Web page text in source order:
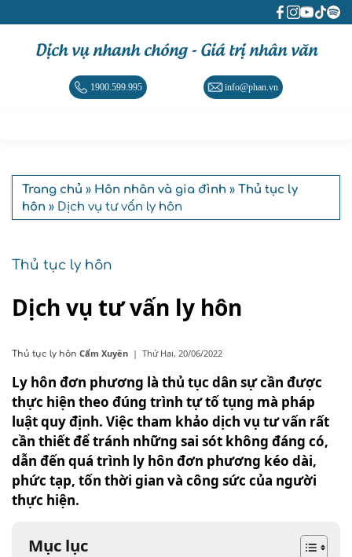
Dịch vụ nhanh chóng - Giá trị nhân văn
1900.599.995 info@phan.vn
Trang chủ » Hôn nhân và gia đình » Thủ tục ly
hôn » Dịch vụ tư vấn ly hôn
Thủ tục ly hôn
Dịch vụ tư vấn ly hôn
Thủ tục ly hôn Cẩm Xuyên | Thứ Hai, 20/06/2022
Ly hôn đơn phương là thủ tục dân sự cần được
thực hiện theo đúng trình tự tố tụng mà pháp
luật quy định. Việc tham khảo dịch vụ tư vấn rất
cần thiết để tránh những sai sót không đáng có,
dẫn đến quá trình ly hôn đơn phương kéo dài,
phức tạp, tốn thời gian và công sức của người
thực hiện.
Mục lục